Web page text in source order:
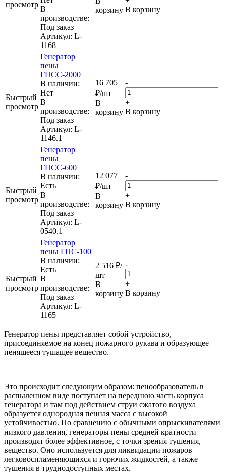
просмотр
В
производстве:
Под заказ
Артикул: L-
1168
корзину В корзину
Быстрый
просмотр
Генератор
пены
ГПСС-2000
В наличии:
Нет
В
производстве:
Под заказ
Артикул: L-
1146.1
16 705
₽/шт
В
корзину
-
+
В корзину
Быстрый
просмотр
Генератор
пены
ГПСС-600
В наличии:
Eсть
В
производстве:
Под заказ
Артикул: L-
0540.1
12 077
₽/шт
В
корзину
-
+
В корзину
Быстрый
просмотр
Генератор
пены ГПС-100
В наличии:
Eсть
В
производстве:
Под заказ
Артикул: L-
1165
2 516 ₽/
шт
В
корзину
-
+
В корзину
Генератор пены представляет собой устройство,
присоединяемое на конец пожарного рукава и образующее
пенящееся тушащее вещество.
Это происходит следующим образом: пенообразователь в
распыленном виде поступает на переднюю часть корпуса
генератора и там под действием струи сжатого воздуха
образуется однородная пенная масса с высокой
устойчивостью. По сравнению с обычными опрыскивателями
низкого давления, генераторы пены средней кратности
производят более эффективное, с точки зрения тушения,
вещество. Оно используется для ликвидации пожаров
легковоспламеняющихся и горючих жидкостей, а также
тушения в труднодоступных местах.